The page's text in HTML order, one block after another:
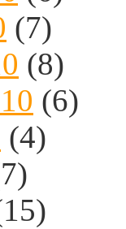
(7)
(8)
(6)
(4)